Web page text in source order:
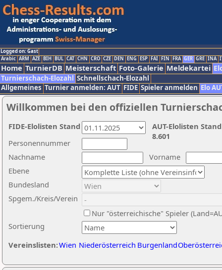
Logged on: Gast
Arabic ARM AZE BIH BUL CAT CHN CRO CZE DEN ENG ESP FAI FIN FRA GER GRE INA
Home TurnierDB Meisterschaft Foto-Galerie Meldekartei
Turnierschach-Elozahl Schnellschach-Elozahl
Allgemeines Turnier anmelden: AUT FIDE Spieler anmelden Elo
Willkommen bei den offiziellen
Nachname
Vorname
Ebene
Sortierung
Personennummer
Bundesland
Spgem./Kreis/Verein
Nur "österreichische" Spieler
Vereinslisten:Wien Niederösterreich Burgenland
AUT-Elolisten
8.601
FIDE-Elolisten Stand